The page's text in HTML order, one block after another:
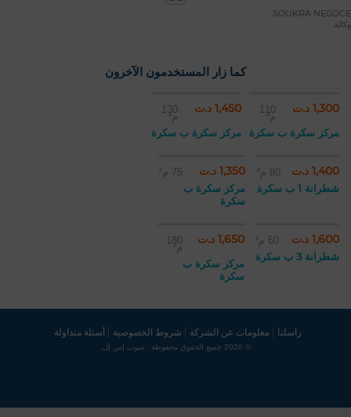
SOUKRA NEGOCE
وكالة
كما زار المستخدمون الآخرون
1,300 د.ت 110
م²
مركز سكرة ب سكرة
1,450 د.ت 130
م²
مركز سكرة ب سكرة
1,400 د.ت 80 م²
شطرانة 1 ب سكرة
1,350 د.ت 75 م²
مركز سكرة ب
سكرة
1,600 د.ت 60 م²
شطرانة 3 ب سكرة
1,650 د.ت 180
م²
مركز سكرة ب
سكرة
راسلنا معلومات عن الشركة شروط الخصوصية أسئلة متداولة
© 2026 جميع الحقوق محفوظة . مبوب إس إل.